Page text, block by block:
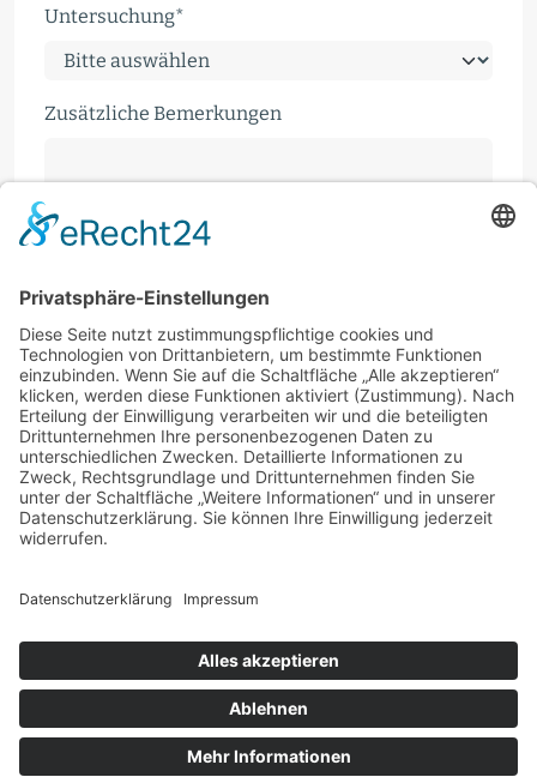
Untersuchung*
Zusätzliche Bemerkungen
Ich habe dieDatenschutzerklärung
und akzeptiert.
Sicherheitsfrage*
Bitte addieren Sie 9
und 8.
Absenden
Gastroenterologie Gropiusstadt
Johannisthaler Chaussee 317 in 12351 Berlin